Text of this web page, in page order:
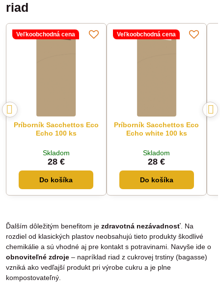
riad
Veľkoobchodná cena
Príborník Sacchettos Eco
Echo 100 ks
Skladom
28 €
Do košíka
Veľkoobchodná cena
Príborník Sacchettos Eco
Echo white 100 ks
Skladom
28 €
Do košíka
Ďalším dôležitým benefitom je zdravotná nezávadnosť. Na
rozdiel od klasických plastov neobsahujú tieto produkty škodlivé
chemikálie a sú vhodné aj pre kontakt s potravinami. Navyše ide o
obnoviteľné zdroje – napríklad riad z cukrovej trstiny (bagasse)
vzniká ako vedľajší produkt pri výrobe cukru a je plne
kompostovateľný.